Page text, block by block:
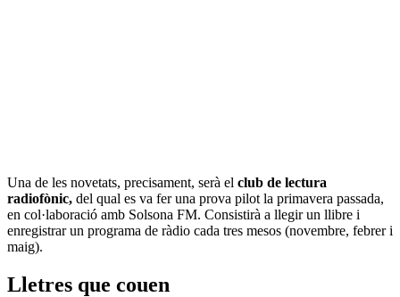
Una de les novetats, precisament, serà el club de lectura
radiofònic, del qual es va fer una prova pilot la primavera passada,
en col·laboració amb Solsona FM. Consistirà a llegir un llibre i
enregistrar un programa de ràdio cada tres mesos (novembre, febrer i
maig).
Lletres que couen